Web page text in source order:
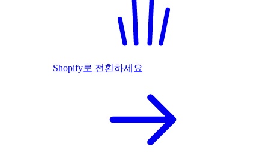
Shopify로 전환하세요